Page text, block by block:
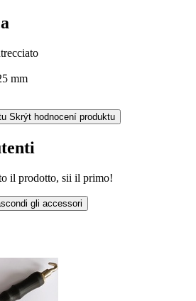
mm
Skrýt hodnocení produktu
il prodotto, sii il primo!
gli accessori